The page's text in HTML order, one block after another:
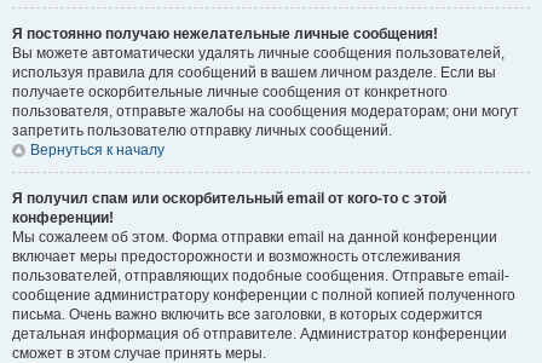
Я постоянно получаю нежелательные личные сообщения!
Вы можете автоматически удалять личные сообщения пользователей,
используя правила для сообщений в вашем личном разделе. Если вы
получаете оскорбительные личные сообщения от конкретного
пользователя, отправьте жалобы на сообщения модераторам; они могут
запретить пользователю отправку личных сообщений.
Вернуться к началу
Я получил спам или оскорбительный email от кого-то с этой
конференции!
Мы сожалеем об этом. Форма отправки email на данной конференции
включает меры предосторожности и возможность отслеживания
пользователей, отправляющих подобные сообщения. Отправьте email-
сообщение администратору конференции с полной копией полученного
письма. Очень важно включить все заголовки, в которых содержится
детальная информация об отправителе. Администратор конференции
сможет в этом случае принять меры.